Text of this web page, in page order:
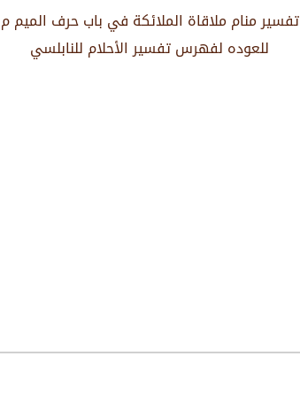
تفسير منام ملاقاة الملائكة في باب حرف الميم م
للعوده لفهرس تفسير الأحلام للنابلسي